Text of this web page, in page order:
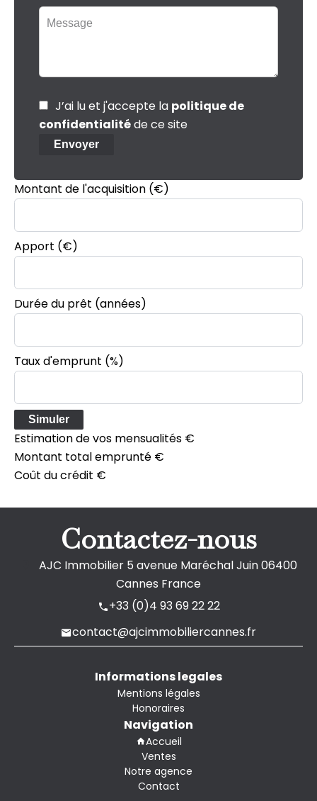
J’ai lu et j'accepte la politique de
confidentialitéde ce site
Envoyer
Montant de l'acquisition (€)
Apport (€)
Durée du prêt (années)
Taux d'emprunt (%)
Simuler
Estimation de vos mensualités €
Montant total emprunté €
Coût du crédit €
Contactez-nous
AJC Immobilier5 avenue Maréchal Juin06400
Cannes France
+33 (0)4 93 69 22 22
contact@ajcimmobiliercannes.fr
Informations legales
Mentions légales
Honoraires
Navigation
Accueil
Ventes
Notre agence
Contact